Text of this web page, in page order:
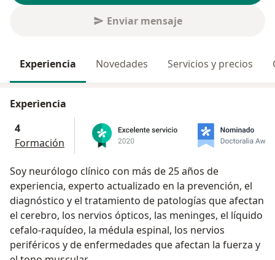
Enviar mensaje
Experiencia Novedades Servicios y precios
Experiencia
4
Formación
Soy neurólogo clínico con más de 25 años de
experiencia, experto actualizado en la prevención, el
diagnóstico y el tratamiento de patologías que afectan
el cerebro, los nervios ópticos, las meninges, el líquido
cefalo-raquídeo, la médula espinal, los nervios
periféricos y de enfermedades que afectan la fuerza y